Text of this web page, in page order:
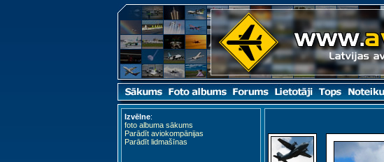
Izvēlne:
foto albuma sākums
Parādīt aviokompānijas
Parādīt lidmašīnas